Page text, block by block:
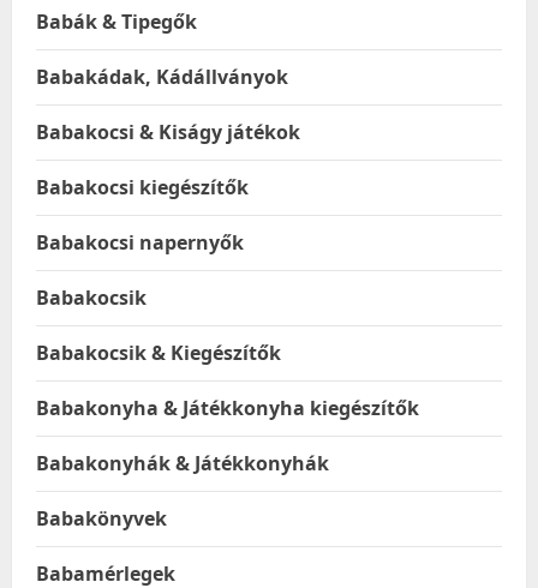
Babák & Tipegők
Babakádak, Kádállványok
Babakocsi & Kiságy játékok
Babakocsi kiegészítők
Babakocsi napernyők
Babakocsik
Babakocsik & Kiegészítők
Babakonyha & Játékkonyha kiegészítők
Babakonyhák & Játékkonyhák
Babakönyvek
Babamérlegek